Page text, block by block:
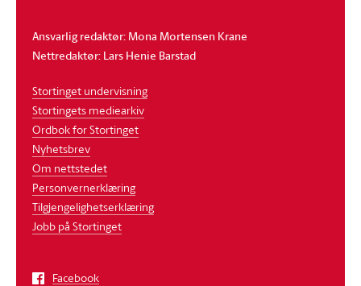
Ansvarlig redaktør: Mona Mortensen Krane
Nettredaktør: Lars Henie Barstad
Stortinget undervisning
Stortingets mediearkiv
Ordbok for Stortinget
Nyhetsbrev
Om nettstedet
Personvernerklæring
Tilgjengelighetserklæring
Jobb på Stortinget
Facebook